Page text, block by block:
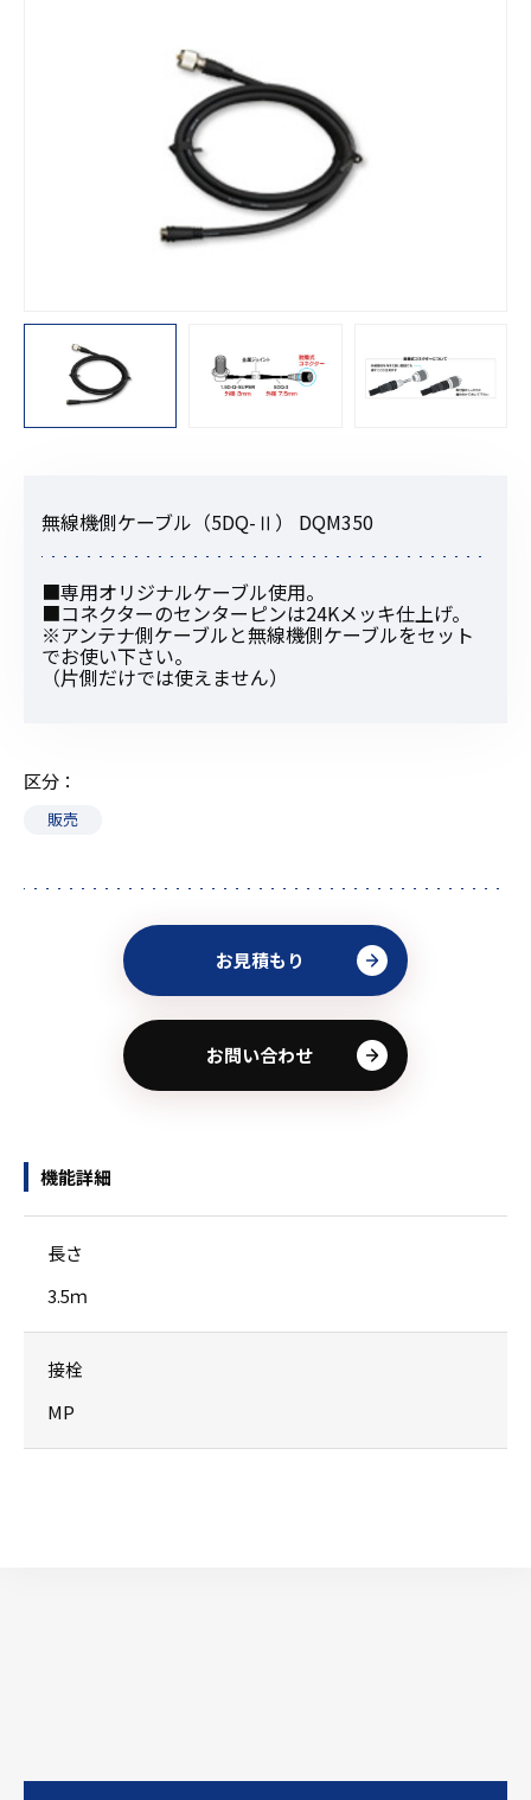
無線機側ケーブル（5DQ-Ⅱ） DQM350
■専用オリジナルケーブル使用。
■コネクターのセンターピンは24Kメッキ仕上げ。
※アンテナ側ケーブルと無線機側ケーブルをセット
でお使い下さい。
（片側だけでは使えません）
区分
販売
お見積もり
お問い合わせ
機能詳細
長さ
3.5ｍ
接栓
MP